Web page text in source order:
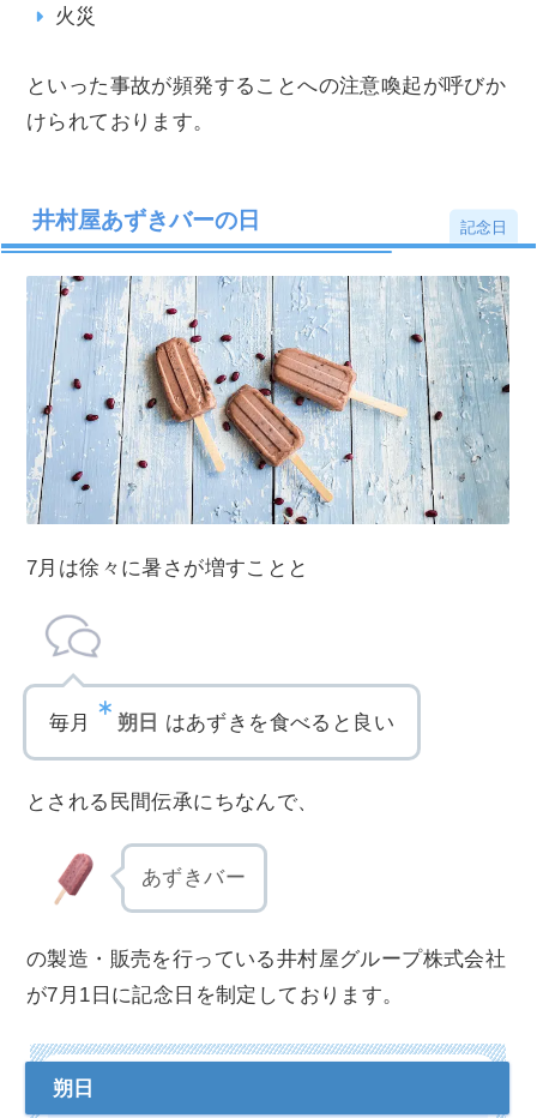
火災
といった事故が頻発することへの注意喚起が呼びか
けられております。
井村屋あずきバーの日 記念日
7月は徐々に暑さが増すことと
毎月 朔日 はあずきを食べると良い
とされる民間伝承にちなんで、
あずきバー
の製造・販売を行っている井村屋グループ株式会社
が7月1日に記念日を制定しております。